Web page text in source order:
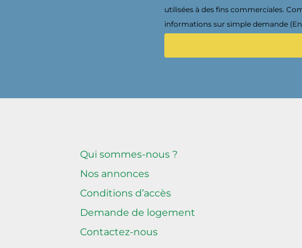
utilisées à des fins commerciales.
informations sur simple demande
Qui sommes-nous ?
Nos annonces
Conditions d’accès
Demande de logement
Contactez-nous